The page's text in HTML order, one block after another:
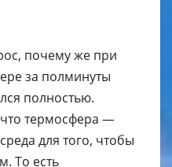
почему же при
за полминуты
полностью.
термосфера —
для того, чтобы
То есть